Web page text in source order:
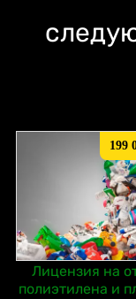
199
Лицензия на
полиэтилена и